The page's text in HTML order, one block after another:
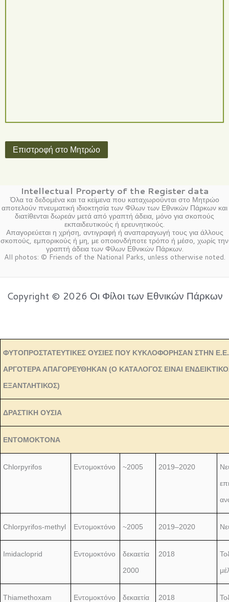
Επιστροφή στο Μητρώο
Intellectual Property of the Register data
Όλα τα δεδομένα και τα κείμενα που καταχωρούνται στο Μητρώο
αποτελούν πνευματική ιδιοκτησία των Φίλων των Εθνικών Πάρκων και
διατίθενται δωρεάν μετά από γραπτή άδεια, μόνο για σκοπούς
εκπαιδευτικούς ή ερευνητικούς.
Απαγορεύεται η χρήση, αντιγραφή ή αναπαραγωγή τους για άλλους
σκοπούς, εμπορικούς ή μη, με οποιονδήποτε τρόπο ή μέσο, χωρίς την
γραπτή άδεια των Φίλων Εθνικών Πάρκων.
All photos: © Friends of the National Parks, unless otherwise noted.
Copyright © 2026 Οι Φίλοι των Εθνικών Πάρκων
ΦΥΤΟΠΡΟΣΤΑΤΕΥΤΙΚΕΣ ΟΥΣΙΕΣ ΠΟΥ ΚΥΚΛΟΦΟΡΗΣΑΝ ΣΤΗΝ Ε.Ε.
ΑΡΓΟΤΕΡΑ ΑΠΑΓΟΡΕΥΘΗΚΑΝ (Ο ΚΑΤΑΛΟΓΟΣ ΕΙΝΑΙ
ΕΞΑΝΤΛΗΤΙΚΟΣ)
ΔΡΑΣΤΙΚΗ ΟΥΣΙΑ
ΕΝΤΟΜΟΚΤΟΝΑ
Chlorpyrifos Εντομοκτόνο ~2005 2019–2020
Chlorpyrifos-methyl Εντομοκτόνο ~2005 2019–2020
Imidacloprid Εντομοκτόνο
δεκαετία
2000
2018
Thiamethoxam Εντομοκτόνο
δεκαετία
2018